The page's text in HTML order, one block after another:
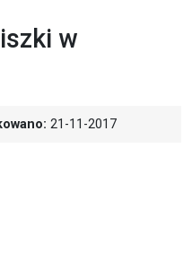
w
21-11-2017